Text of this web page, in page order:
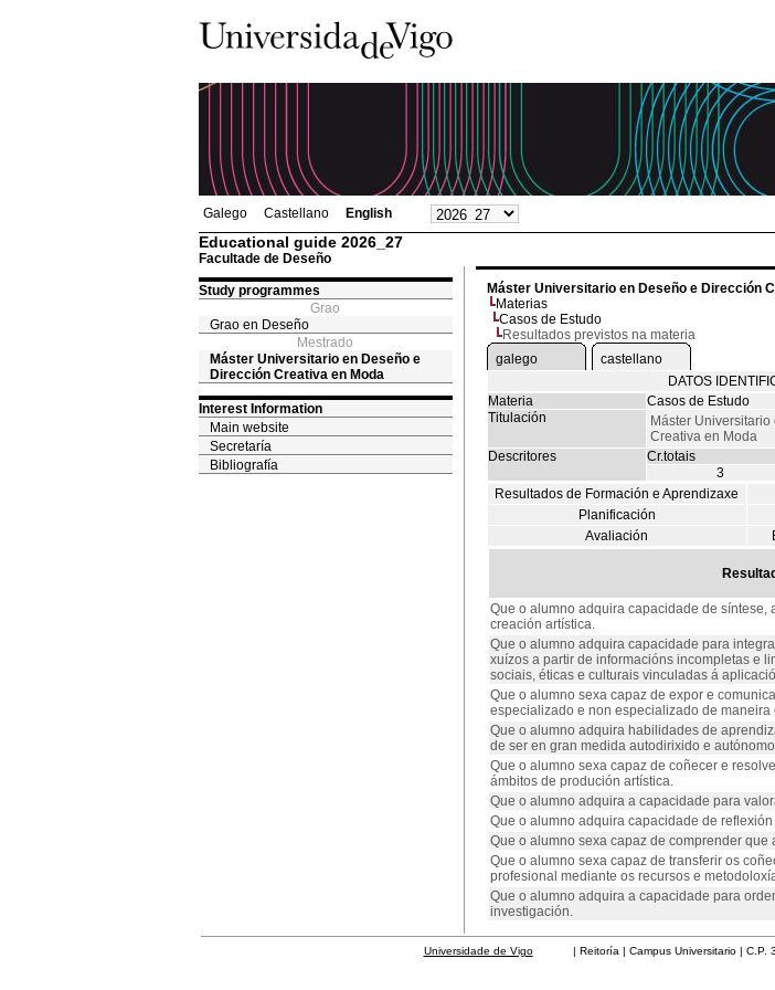
Galego Castellano English
Educational guide 2026_27
Facultade de Deseño
Study programmes
Grao
Grao en Deseño
Mestrado
Máster Universitario en Deseño e
Dirección Creativa en Moda
Interest Information
Main website
Secretaría
Bibliografía
Máster Universitario en Deseño e Dirección
Materias
Casos de Estudo
Resultados previstos na materia
galego
castellano
DATOS
Materia
Casos de Estudo
Titulación
Máster
Creativa en Moda
Descritores
Cr.totais
3
Resultados de Formación e Aprendizaxe
Planificación
Avaliación
Que o alumno adquira capacidade de
creación artística.
Que o alumno adquira capacidade para
xuízos a partir de informacións incompletas e
sociais, éticas e culturais vinculadas á
Que o alumno sexa capaz de expor e
especializado e non especializado de
Que o alumno adquira habilidades de
de ser en gran medida autodirixido e
Que o alumno sexa capaz de coñecer e
ámbitos de produción artística.
Que o alumno adquira a capacidade para
Que o alumno adquira capacidade de
Que o alumno sexa capaz de comprender
Que o alumno sexa capaz de transferir os
profesional mediante os recursos e
Que o alumno adquira a capacidade para
investigación.
Universidade de Vigo| Reitoría | Campus Universitario | C.P.